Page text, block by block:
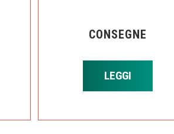
CONSEGNE
LEGGI